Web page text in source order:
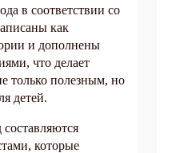
в соответствии со
как
и дополнены
что делает
только полезным, но
детей.
которые